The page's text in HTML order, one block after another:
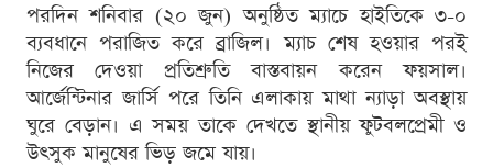
পরদিন শনিবার (২০ জুন) অনুষ্ঠিত ম্যাচে হাইতিকে ৩-০
ব্যবধানে পরাজিত করে ব্রাজিল। ম্যাচ শেষ হওয়ার পরই
নিজের দেওয়া প্রতিশ্রুতি বাস্তবায়ন করেন ফয়সাল।
আর্জেন্টিনার জার্সি পরে তিনি এলাকায় মাথা ন্যাড়া অবস্থায়
ঘুরে বেড়ান। এ সময় তাকে দেখতে স্থানীয় ফুটবলপ্রেমী ও
উৎসুক মানুষের ভিড় জমে যায়।